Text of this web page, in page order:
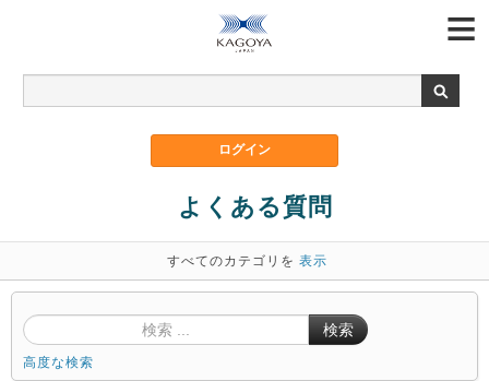
よくある質問
すべてのカテゴリを 表示
検索
高度な検索